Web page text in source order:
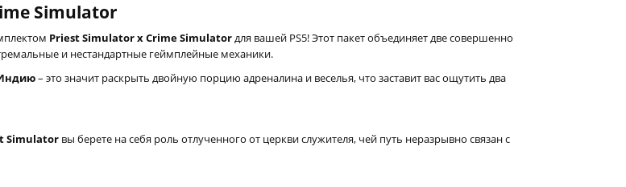
Simulator
Priest Simulator x Crime Simulatorдля вашей PS5! Этот пакет объединяет две совершенно
и нестандартные геймплейные механики.
Индию– это значит раскрыть двойную порцию адреналина и веселья, что заставит вас ощутить два
Simulator вы берете на себя роль отлученного от церкви служителя, чей путь неразрывно связан с